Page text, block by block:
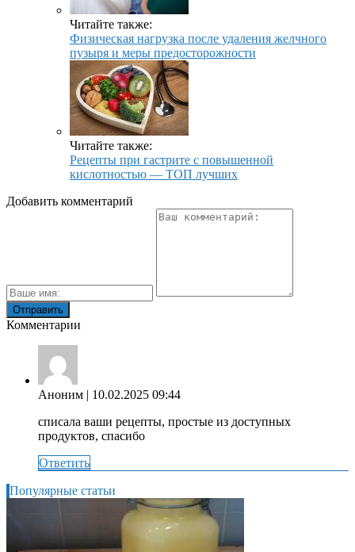
Читайте также:
Физическая нагрузка после удаления желчного
пузыря и меры предосторожности
Читайте также:
Рецепты при гастрите с повышенной
кислотностью — ТОП лучших
Добавить комментарий
Комментарии
Аноним | 10.02.2025 09:44
списала ваши рецепты, простые из доступных
продуктов, спасибо
Ответить
Популярные статьи